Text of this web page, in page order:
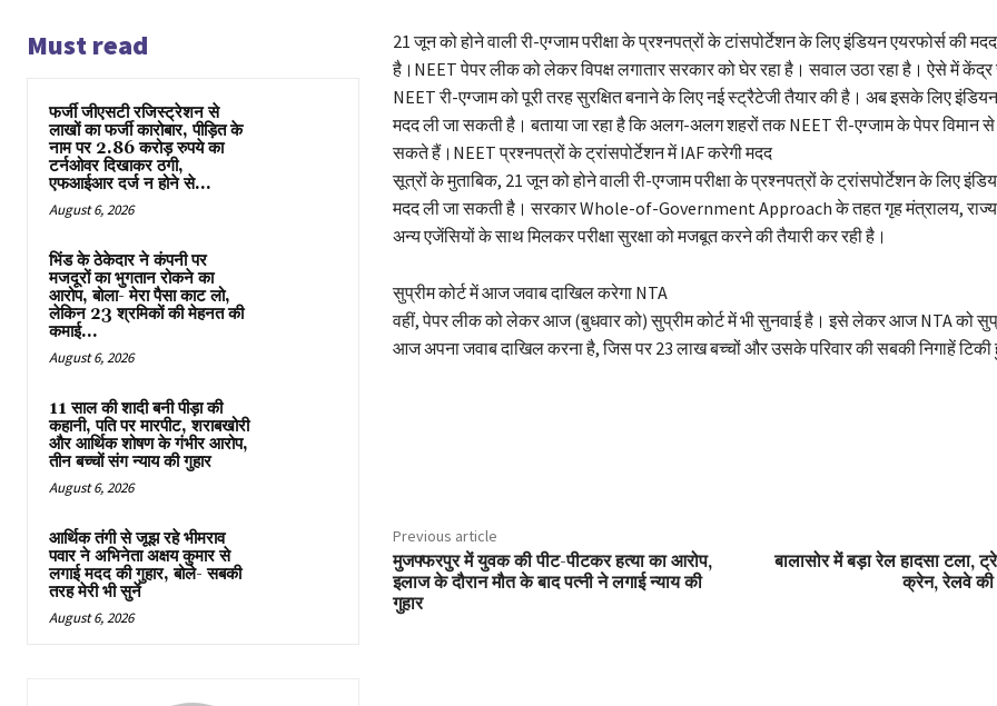
Must read
फर्जी जीएसटी रजिस्ट्रेशन से
लाखों का फर्जी कारोबार, पीड़ित के
नाम पर 2.86 करोड़ रुपये का
टर्नओवर दिखाकर ठगी,
एफआईआर दर्ज न होने से...
August 6, 2026
भिंड के ठेकेदार ने कंपनी पर
मजदूरों का भुगतान रोकने का
आरोप, बोला- मेरा पैसा काट लो,
लेकिन 23 श्रमिकों की मेहनत की
कमाई...
August 6, 2026
11 साल की शादी बनी पीड़ा की
कहानी, पति पर मारपीट, शराबखोरी
और आर्थिक शोषण के गंभीर आरोप,
तीन बच्चों संग न्याय की गुहार
August 6, 2026
आर्थिक तंगी से जूझ रहे भीमराव
पवार ने अभिनेता अक्षय कुमार से
लगाई मदद की गुहार, बोले- सबकी
तरह मेरी भी सुनें
August 6, 2026
21 जून को होने वाली री-एग्जाम परीक्षा के प्रश्नपत्रों के टांसपोर्टेशन के लिए इंडियन एयरफोर्स की
है।NEET पेपर लीक को लेकर विपक्ष लगातार सरकार को घेर रहा है। सवाल उठा रहा है। ऐसे में
NEET री-एग्जाम को पूरी तरह सुरक्षित बनाने के लिए नई स्ट्रैटेजी तैयार की है। अब इसके लिए
मदद ली जा सकती है। बताया जा रहा है कि अलग-अलग शहरों तक NEET री-एग्जाम के पेपर विमान
सकते हैं।NEET प्रश्नपत्रों के ट्रांसपोर्टेशन में IAF करेगी मदद
सूत्रों के मुताबिक, 21 जून को होने वाली री-एग्जाम परीक्षा के प्रश्नपत्रों के ट्रांसपोर्टेशन के लिए
मदद ली जा सकती है। सरकार Whole-of-Government Approach के तहत गृह मंत्रालय,
अन्य एजेंसियों के साथ मिलकर परीक्षा सुरक्षा को मजबूत करने की तैयारी कर रही है।
सुप्रीम कोर्ट में आज जवाब दाखिल करेगा NTA
वहीं, पेपर लीक को लेकर आज (बुधवार को) सुप्रीम कोर्ट में भी सुनवाई है। इसे लेकर आज NTA को
आज अपना जवाब दाखिल करना है, जिस पर 23 लाख बच्चों और उसके परिवार की सबकी निगाहें टिकी
Previous article
मुजफ्फरपुर में युवक की पीट-पीटकर हत्या का आरोप,
इलाज के दौरान मौत के बाद पत्नी ने लगाई न्याय की
गुहार
बालासोर में बड़ा रेल हादसा टला,
क्रेन, रेलवे की